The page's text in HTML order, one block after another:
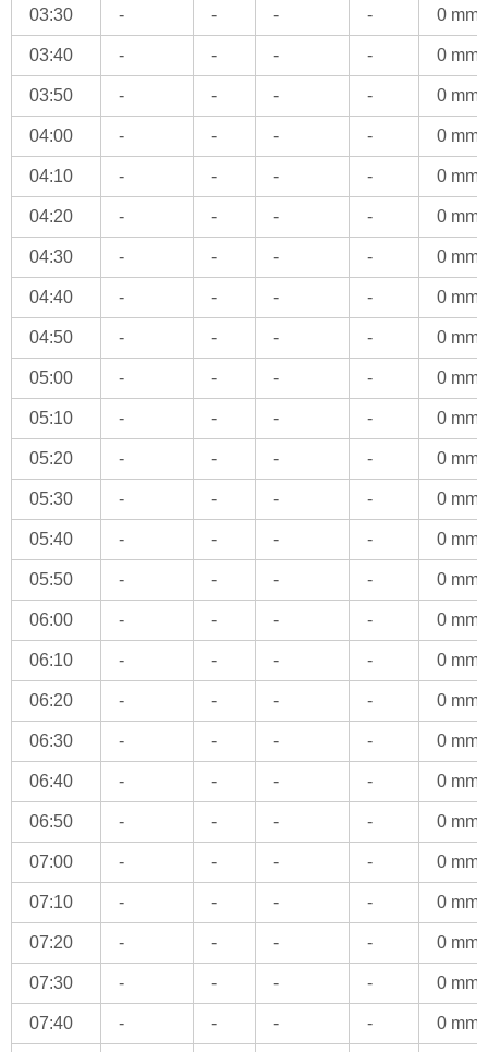
03:30 - - - - 0 mm
03:40 - - - - 0 mm
03:50 - - - - 0 mm
04:00 - - - - 0 mm
04:10 - - - - 0 mm
04:20 - - - - 0 mm
04:30 - - - - 0 mm
04:40 - - - - 0 mm
04:50 - - - - 0 mm
05:00 - - - - 0 mm
05:10 - - - - 0 mm
05:20 - - - - 0 mm
05:30 - - - - 0 mm
05:40 - - - - 0 mm
05:50 - - - - 0 mm
06:00 - - - - 0 mm
06:10 - - - - 0 mm
06:20 - - - - 0 mm
06:30 - - - - 0 mm
06:40 - - - - 0 mm
06:50 - - - - 0 mm
07:00 - - - - 0 mm
07:10 - - - - 0 mm
07:20 - - - - 0 mm
07:30 - - - - 0 mm
07:40 - - - - 0 mm